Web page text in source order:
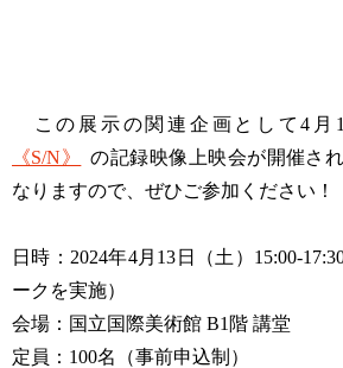
この展示の関連企画として4月
《S/N》
の記録映像上映会が開催さ
なりますので、ぜひご参加ください！
日時：2024年4月13日（土）15:00-
ークを実施）
会場：国立国際美術館 B1階 講堂
定員：100名（事前申込制）